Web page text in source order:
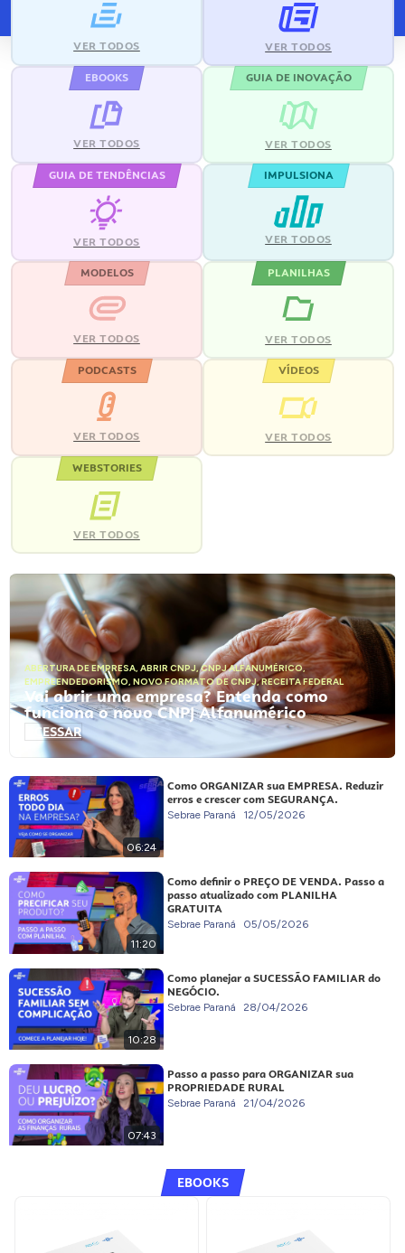
VER TODOS VER TODOS
EBOOKS
VER TODOS
GUIA DE INOVAÇÃO
VER TODOS
GUIA DE TENDÊNCIAS
VER TODOS
IMPULSIONA
VER TODOS
MODELOS
VER TODOS
PLANILHAS
VER TODOS
PODCASTS
VER TODOS
VÍDEOS
VER TODOS
WEBSTORIES
VER TODOS
ABERTURA DE EMPRESA, ABRIR CNPJ,CNPJ ALFANUMÉRICO,
EMPREENDEDORISMO, NOVO FORMATO DE CNPJ,RECEITA FEDERAL
Vai abrir uma empresa? Entenda como
funciona o novo CNPJ Alfanumérico
ACESSAR
06:24
Como ORGANIZAR sua EMPRESA. Reduzir
erros e crescer com SEGURANÇA.
Sebrae Paraná 12/05/2026
11:20
Como definir o PREÇO DE VENDA. Passo a
passo atualizado com PLANILHA
GRATUITA
Sebrae Paraná 05/05/2026
10:28
Como planejar a SUCESSÃO FAMILIAR do
NEGÓCIO.
Sebrae Paraná 28/04/2026
07:43
Passo a passo para ORGANIZAR sua
PROPRIEDADE RURAL
Sebrae Paraná 21/04/2026
EBOOKS